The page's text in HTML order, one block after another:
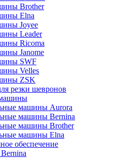
Brother
Elna
Joyee
Leader
Ricoma
Janome
SWF
Velles
ZSK
резки шевронов
машины Aurora
машины Bernina
машины Brother
машины Elna
обеспечение